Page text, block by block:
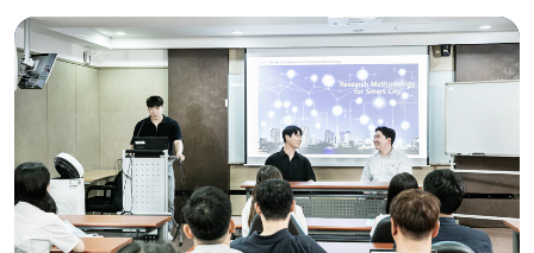
연구
연구분야
연구활동